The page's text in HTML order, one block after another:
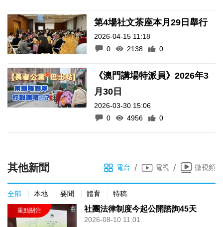
第4場社文茶座本月29日舉行
2026-04-15 11:18
0
2138 0
《澳門講場特派員》2026年3
月30日
2026-03-30 15:06
0
4956 0
其他新聞 電台 / 電視 / 微視頻
全部 本地 要聞 體育 特稿
社團法律制度今起公開諮詢45天
2026-08-10 11:01